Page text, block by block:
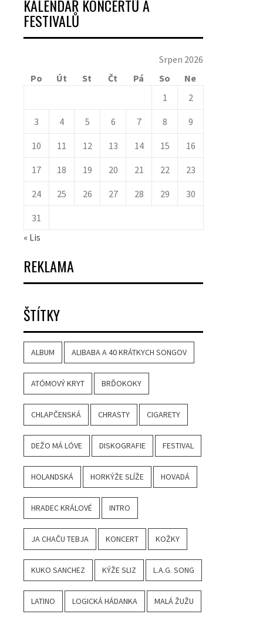
KALENDÁŘ KONCERTŮ A
FESTIVALŮ
Srpen 2026
Po
Út St Čt Pá So
Ne
1
2
3 4 5 6 7 8 9
10 11 12 13 14 15 16
17 18 19 20 21 22 23
24 25 26 27 28 29 30
31
« Lis
REKLAMA
ŠTÍTKY
ALBUM ALIBABA A 40 KRÁTKYCH SONGOV
ATÓMOVÝ KRYT BRĎOKOKY
CHLAPČENSKÁ CHRASTY CIGARETY
DEŽO MÁ LÓVE DISKOGRAFIE FESTIVAL
HOLANDSKÁ HORKÝŽE SLÍŽE HOVADÁ
HRADEC KRÁLOVÉ INTRO
JA CHAČU TEBJA KONCERT KOŽKY
KUKO SANCHEZ KÝŽE SLIZ L.A.G. SONG
LATINO LOGICKÁ HÁDANKA MALÁ ŽUŽU